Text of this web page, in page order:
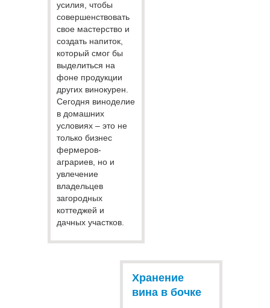
усилия, чтобы
совершенствовать
свое мастерство и
создать напиток,
который смог бы
выделиться на
фоне продукции
других винокурен.
Сегодня виноделие
в домашних
условиях – это не
только бизнес
фермеров-
аграриев, но и
увлечение
владельцев
загородных
коттеджей и
дачных участков.
Хранение
вина в бочке